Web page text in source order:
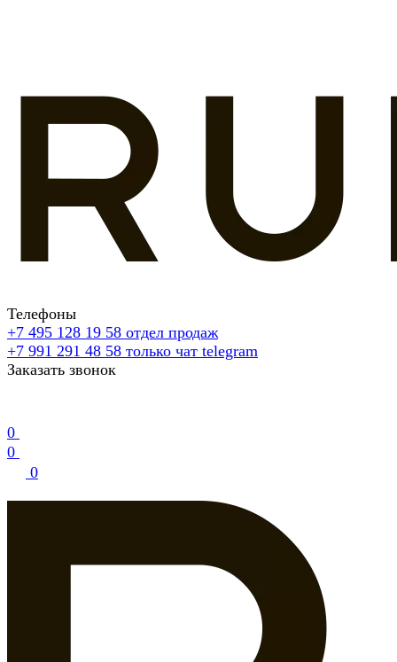
Телефоны
+7 495 128 19 58 отдел продаж
+7 991 291 48 58 только чат telegram
Заказать звонок
0
0
0